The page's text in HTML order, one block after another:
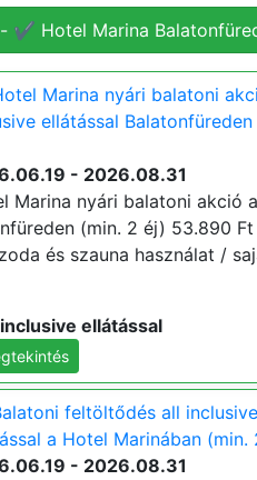
✔️ Hotel Marina
Marina nyári balatoni
ellátással
- 2026.08.31
Marina nyári balatoni akció
(min. 2 éj) 53.890
és szauna használat /
ellátással
feltöltődés all inclusive
a Hotel Marinában (min.
- 2026.08.31